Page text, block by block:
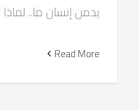
يدمن إنسان ما..
Read More